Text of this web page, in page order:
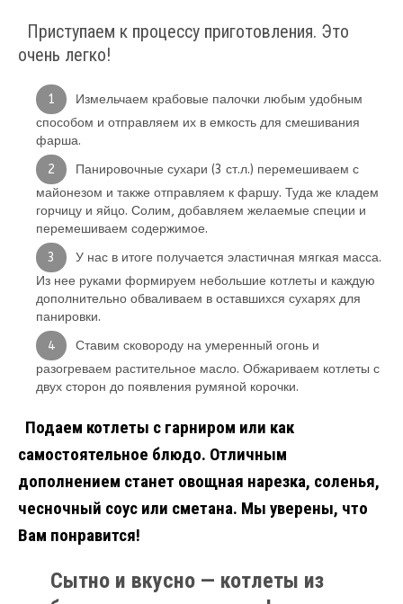
Приступаем к процессу приготовления. Это
очень легко!
Измельчаем крабовые палочки любым удобным
способом и отправляем их в емкость для смешивания
фарша.
Панировочные сухари (3 ст.л.) перемешиваем с
майонезом и также отправляем к фаршу. Туда же кладем
горчицу и яйцо. Солим, добавляем желаемые специи и
перемешиваем содержимое.
У нас в итоге получается эластичная мягкая масса.
Из нее руками формируем небольшие котлеты и каждую
дополнительно обваливаем в оставшихся сухарях для
панировки.
Ставим сковороду на умеренный огонь и
разогреваем растительное масло. Обжариваем котлеты с
двух сторон до появления румяной корочки.
Подаем котлеты с гарниром или как
самостоятельное блюдо. Отличным
дополнением станет овощная нарезка, соленья,
чесночный соус или сметана. Мы уверены, что
Вам понравится!
Сытно и вкусно — котлеты из